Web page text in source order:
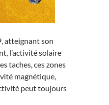
atteignant son
l’activité solaire
taches, ces zones
magnétique,
peut toujours